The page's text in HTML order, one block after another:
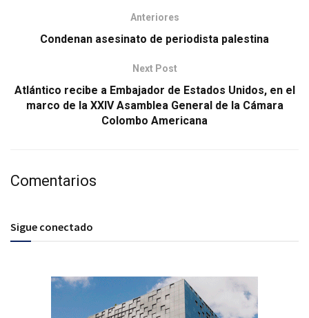
Anteriores
Condenan asesinato de periodista palestina
Next Post
Atlántico recibe a Embajador de Estados Unidos, en el
marco de la XXIV Asamblea General de la Cámara
Colombo Americana
Comentarios
Sigue conectado